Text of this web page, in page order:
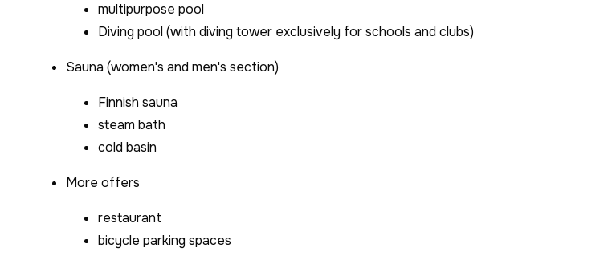
multipurpose pool
Diving pool (with diving tower exclusively for schools and clubs)
Sauna (women's and men's section)
Finnish sauna
steam bath
cold basin
More offers
restaurant
bicycle parking spaces